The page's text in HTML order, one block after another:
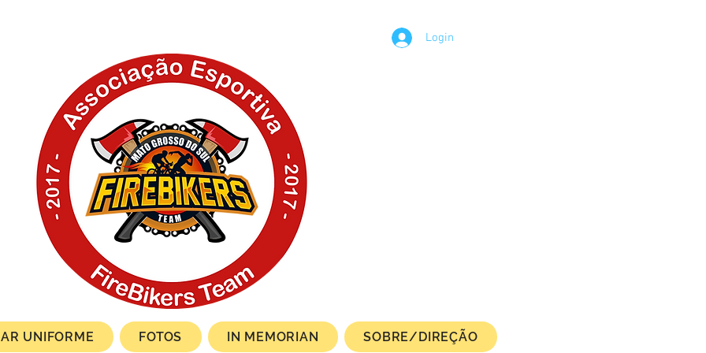
Login
UNIFORME FOTOS IN MEMORIAN SOBRE/DIREÇÃO